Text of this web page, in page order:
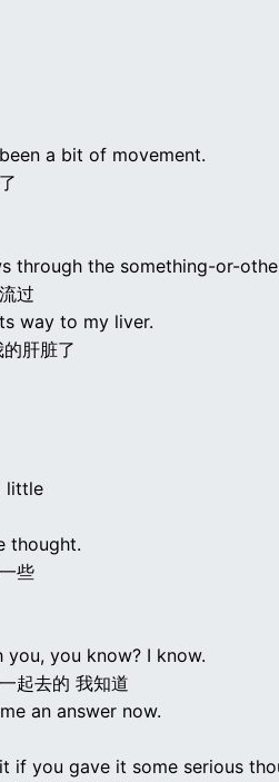
a bit of movement.
through the something-or-
过
way to my liver.
肝脏了
little
thought.
些
you know? I know.
起去的 我知道
an answer now.
if you gave it some serious